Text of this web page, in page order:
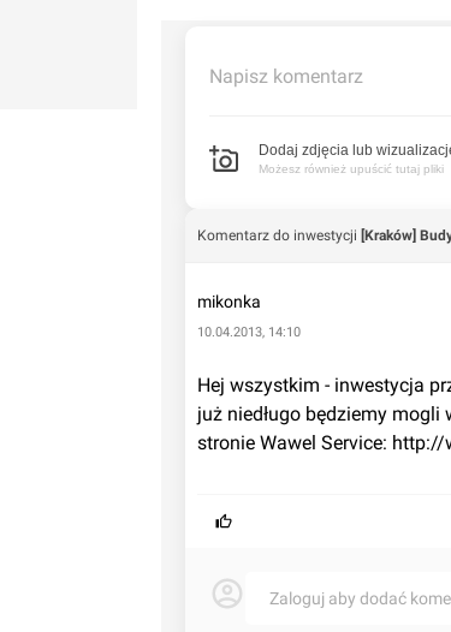
Napisz komentarz
Dodaj zdjęcia lub
Możesz również upuścić tutaj pliki
Komentarz do inwestycji [Kraków]
mikonka
10.04.2013, 14:10
Hej wszystkim - inwestycja
już niedługo będziemy
stronie Wawel Service: http://
Zaloguj aby dodać